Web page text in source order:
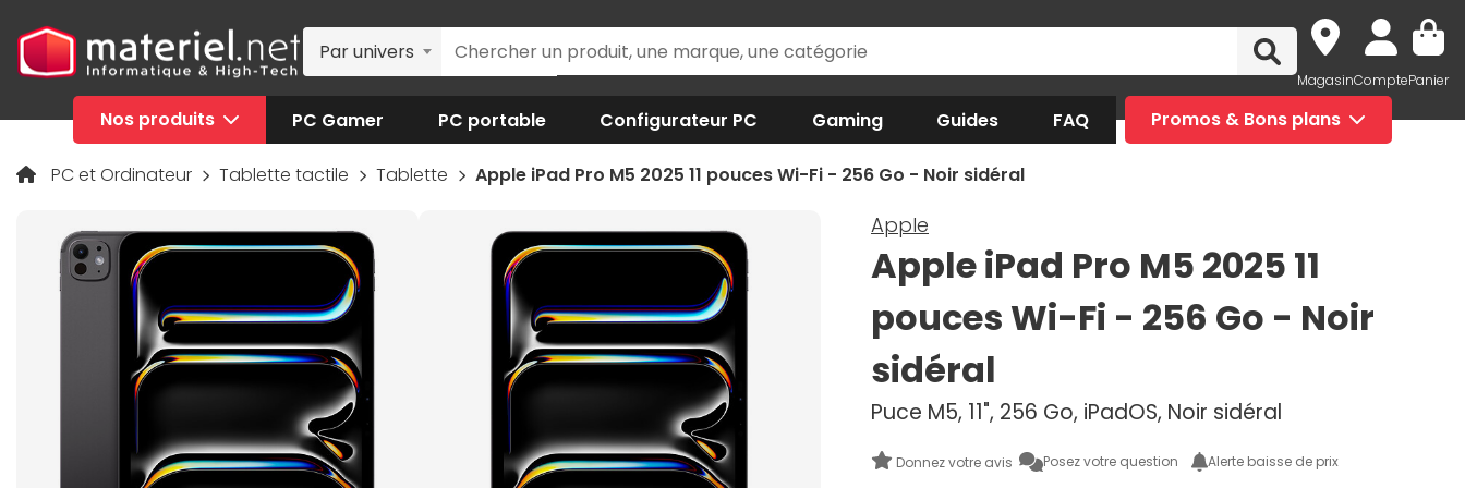
Par univers
MagasinComptePanier
Nos produits PC Gamer PC portable Configurateur PC Gaming Guides FAQ Promos & Bons plans
PC et Ordinateur Tablette tactile Tablette Apple iPad Pro M5 2025 11 pouces Wi-Fi - 256 Go - Noir sidéral
Apple
Apple iPad Pro M5 2025 11
pouces Wi-Fi - 256 Go - Noir
sidéral
Puce M5, 11", 256 Go, iPadOS, Noir sidéral
Donnez votre avis Posez votre question Alerte baisse de prix